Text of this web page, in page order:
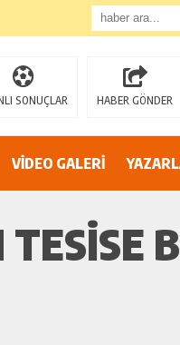
SONUÇLAR HABER GÖNDER
VİDEO GALERİ
TESISE